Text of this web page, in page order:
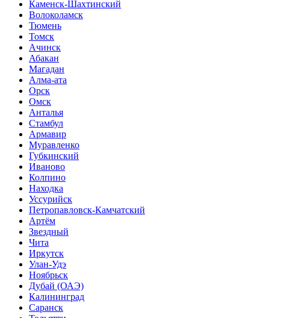
Каменск-Шахтинский
Волоколамск
Тюмень
Томск
Ачинск
Абакан
Магадан
Алма-ата
Орск
Омск
Анталья
Стамбул
Армавир
Муравленко
Губкинский
Иваново
Колпино
Находка
Уссурийск
Петропавловск-Камчатский
Артём
Звездный
Чита
Иркутск
Улан-Удэ
Ноябрьск
Дубай (ОАЭ)
Калининград
Саранск